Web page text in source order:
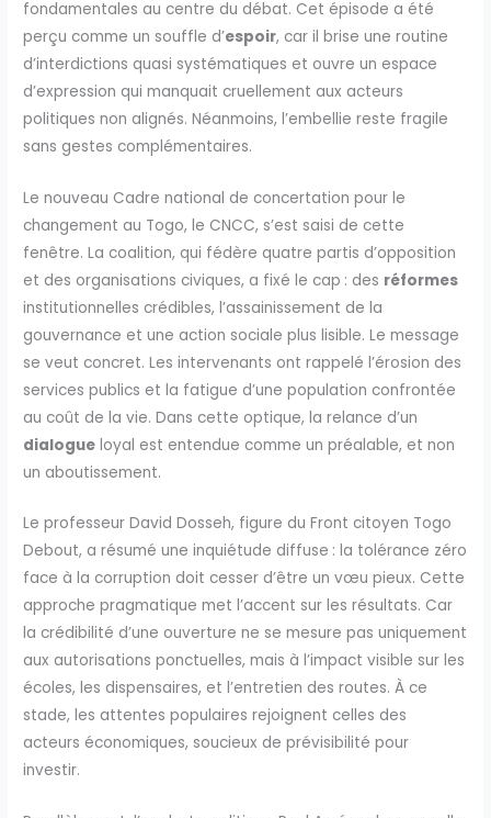
fondamentales au centre du débat. Cet épisode a été
perçu comme un souffle d’espoir, car il brise une routine
d’interdictions quasi systématiques et ouvre un espace
d’expression qui manquait cruellement aux acteurs
politiques non alignés. Néanmoins, l’embellie reste fragile
sans gestes complémentaires.
Le nouveau Cadre national de concertation pour le
changement au Togo, le CNCC, s’est saisi de cette
fenêtre. La coalition, qui fédère quatre partis d’opposition
et des organisations civiques, a fixé le cap : des réformes
institutionnelles crédibles, l’assainissement de la
gouvernance et une action sociale plus lisible. Le message
se veut concret. Les intervenants ont rappelé l’érosion des
services publics et la fatigue d’une population confrontée
au coût de la vie. Dans cette optique, la relance d’un
dialogue loyal est entendue comme un préalable, et non
un aboutissement.
Le professeur David Dosseh, figure du Front citoyen Togo
Debout, a résumé une inquiétude diffuse : la tolérance zéro
face à la corruption doit cesser d’être un vœu pieux. Cette
approche pragmatique met l’accent sur les résultats. Car
la crédibilité d’une ouverture ne se mesure pas uniquement
aux autorisations ponctuelles, mais à l’impact visible sur les
écoles, les dispensaires, et l’entretien des routes. À ce
stade, les attentes populaires rejoignent celles des
acteurs économiques, soucieux de prévisibilité pour
investir.